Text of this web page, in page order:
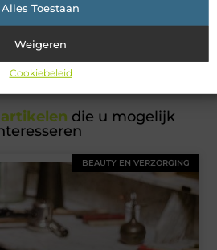
Alles Toestaan
Weigeren
Cookiebeleid
hoogte!
die u mogelijk
BEAUTY EN VERZORGING